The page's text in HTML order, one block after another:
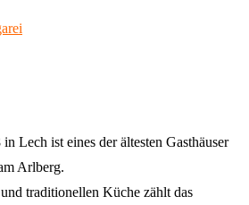
Lech ist eines der ältesten Gasthäuser
Arlberg.
traditionellen Küche zählt das